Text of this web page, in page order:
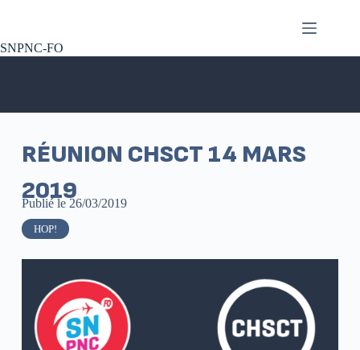
SNPNC-FO
RÉUNION CHSCT 14 MARS
2019
Publié le 26/03/2019
HOP!